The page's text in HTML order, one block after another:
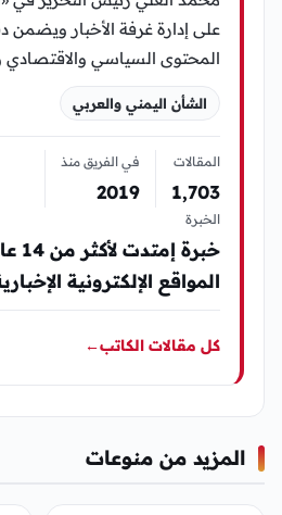
على إدارة غرفة الأخبار
المحتوى السياسي والاقتصادي
الشأن اليمني والعربي
المقالات
1٬703
في الفريق منذ
2019
الخبرة
المواقع الإلكترونية
كل مقالات الكاتب←
المزيد من منوعات